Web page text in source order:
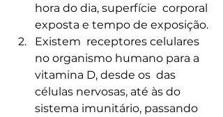
hora do dia, superfície  corporal
exposta e tempo de exposição.
Existem  receptores celulares
no organismo humano para a
vitamina D, desde os  das
células nervosas, até às do
sistema imunitário, passando